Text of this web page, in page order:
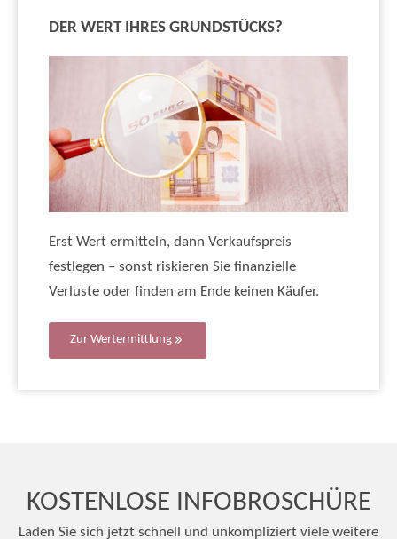
DER WERT IHRES GRUNDSTÜCKS?
Erst Wert ermitteln, dann Verkaufspreis
festlegen – sonst riskieren Sie finanzielle
Verluste oder finden am Ende keinen Käufer.
Zur Wertermittlung
KOSTENLOSE INFOBROSCHÜRE
Laden Sie sich jetzt schnell und unkompliziert viele weitere